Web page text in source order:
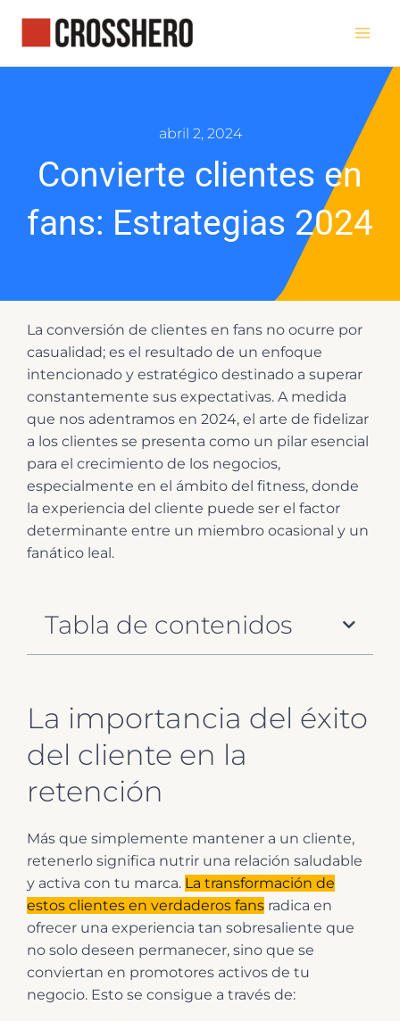
contenido
abril 2, 2024
Convierte clientes en
fans: Estrategias 2024
La conversión de clientes en fans no ocurre por
casualidad; es el resultado de un enfoque
intencionado y estratégico destinado a superar
constantemente sus expectativas. A medida
que nos adentramos en 2024, el arte de fidelizar
a los clientes se presenta como un pilar esencial
para el crecimiento de los negocios,
especialmente en el ámbito del fitness, donde
la experiencia del cliente puede ser el factor
determinante entre un miembro ocasional y un
fanático leal.
Tabla de contenidos
La importancia del éxito
del cliente en la
retención
Más que simplemente mantener a un cliente,
retenerlo significa nutrir una relación saludable
y activa con tu marca. La transformación de
estos clientes en verdaderos fans radica en
ofrecer una experiencia tan sobresaliente que
no solo deseen permanecer, sino que se
conviertan en promotores activos de tu
negocio. Esto se consigue a través de: